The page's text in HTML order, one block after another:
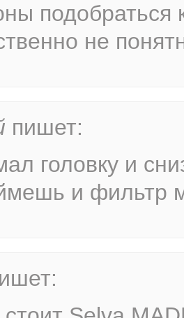
подобраться
не
пишет:
головку и
и фильтр